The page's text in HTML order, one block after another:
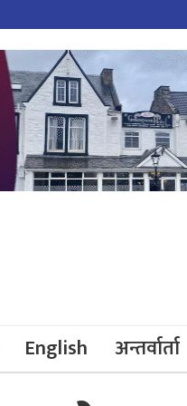
English अन्तर्वार्ता